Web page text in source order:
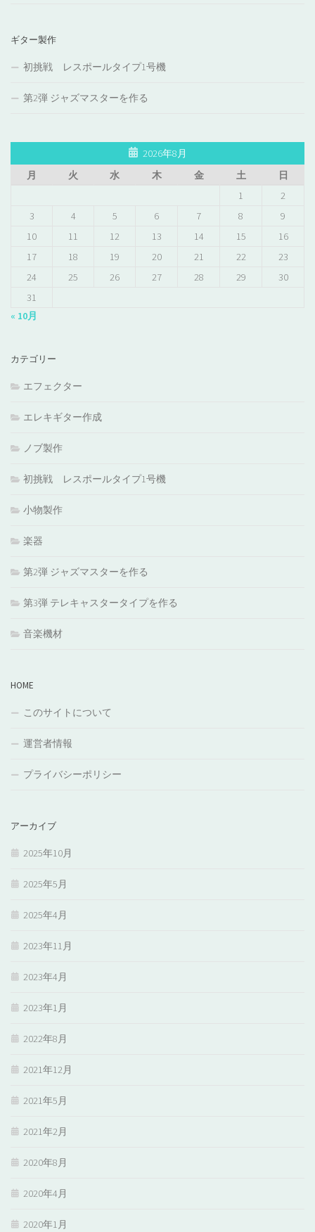
ギター製作
初挑戦 レスポールタイプ1号機
第2弾 ジャズマスターを作る
2026年8月
月
火 水 木 金 土
日
1
2
3
4 5 6 7 8
9
10
11 12 13 14 15
16
17
18 19 20 21 22
23
24
25 26 27 28 29
30
31
« 10月
カテゴリー
エフェクター
エレキギター作成
ノブ製作
初挑戦 レスポールタイプ1号機
小物製作
楽器
第2弾 ジャズマスターを作る
第3弾 テレキャスタータイプを作る
音楽機材
HOME
このサイトについて
運営者情報
プライバシーポリシー
アーカイブ
2025年10月
2025年5月
2025年4月
2023年11月
2023年4月
2023年1月
2022年8月
2021年12月
2021年5月
2021年2月
2020年8月
2020年4月
2020年1月